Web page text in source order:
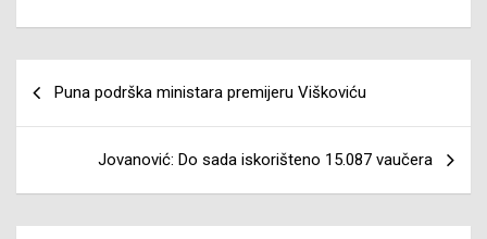
članaka
Puna podrška ministara premijeru Viškoviću
Jovanović: Do sada iskorišteno 15.087 vaučera